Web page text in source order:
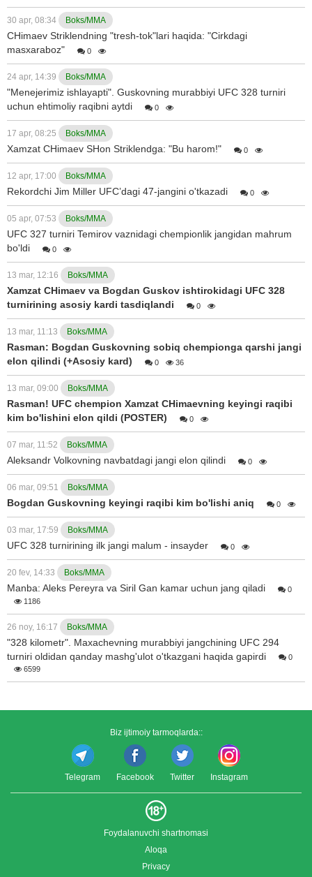
30 apr, 08:34 Boks/MMA
CHimaev Striklendning "tresh-tok"lari haqida: "Cirkdagi
masxaraboz"
0
24 apr, 14:39 Boks/MMA
"Menejerimiz ishlayapti". Guskovning murabbiyi UFC 328 turniri
uchun ehtimoliy raqibni aytdi
0
17 apr, 08:25 Boks/MMA
Xamzat CHimaev SHon Striklendga: "Bu harom!" 0
12 apr, 17:00 Boks/MMA
Rekordchi Jim Miller UFC’dagi 47-jangini o'tkazadi 0
05 apr, 07:53 Boks/MMA
UFC 327 turniri Temirov vaznidagi chempionlik jangidan mahrum
bo'ldi
0
13 mar, 12:16 Boks/MMA
Xamzat CHimaev va Bogdan Guskov ishtirokidagi UFC 328
turnirining asosiy kardi tasdiqlandi
0
13 mar, 11:13 Boks/MMA
Rasman: Bogdan Guskovning sobiq chempionga qarshi jangi
elon qilindi (+Asosiy kard)
0 36
13 mar, 09:00 Boks/MMA
Rasman! UFC chempion Xamzat CHimaevning keyingi raqibi
kim bo'lishini elon qildi (POSTER)
0
07 mar, 11:52 Boks/MMA
Aleksandr Volkovning navbatdagi jangi elon qilindi 0
06 mar, 09:51 Boks/MMA
Bogdan Guskovning keyingi raqibi kim bo'lishi aniq 0
03 mar, 17:59 Boks/MMA
UFC 328 turnirining ilk jangi malum - insayder 0
20 fev, 14:33 Boks/MMA
Manba: Aleks Pereyra va Siril Gan kamar uchun jang qiladi
0
1186
26 noy, 16:17 Boks/MMA
"328 kilometr". Maxachevning murabbiyi jangchining UFC 294
turniri oldidan qanday mashg'ulot o'tkazgani haqida gapirdi
0
6599
Biz ijtimoiy tarmoqlarda::
Telegram Facebook Twitter Instagram
Foydalanuvchi shartnomasi
Aloqa
Privacy